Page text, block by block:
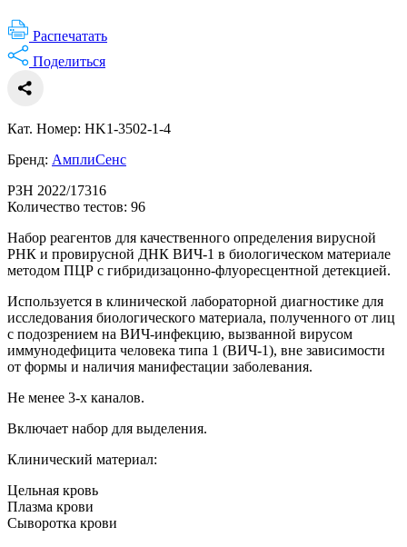
Распечатать
Поделиться
Кат. Номер: HK1-3502-1-4
Бренд: АмплиСенс
РЗН 2022/17316
Количество тестов: 96
Набор реагентов для качественного определения вирусной
РНК и провирусной ДНК ВИЧ-1 в биологическом материале
методом ПЦР с гибридизацонно-флуоресцентной детекцией.
Используется в клинической лабораторной диагностике для
исследования биологического материала, полученного от лиц
с подозрением на ВИЧ-инфекцию, вызванной вирусом
иммунодефицита человека типа 1 (ВИЧ-1), вне зависимости
от формы и наличия манифестации заболевания.
Не менее 3-х каналов.
Включает набор для выделения.
Клинический материал:
Цельная кровь
Плазма крови
Сыворотка крови